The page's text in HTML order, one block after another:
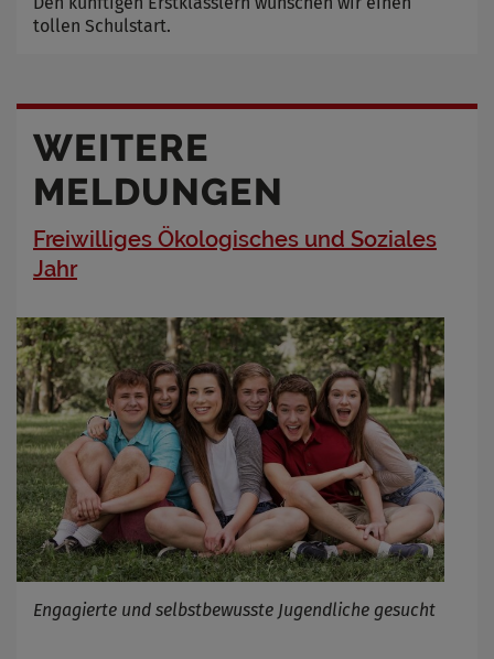
tollen Schulstart.
WEITERE
MELDUNGEN
Freiwilliges Ökologisches und Soziales
Jahr
Engagierte und selbstbewusste Jugendliche gesucht